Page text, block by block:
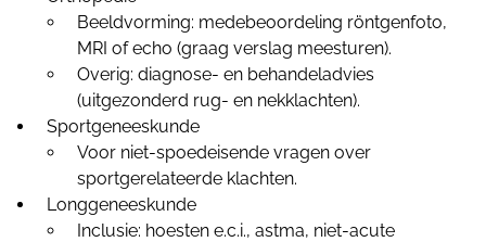
Beeldvorming: medebeoordeling röntgenfoto,
MRI of echo (graag verslag meesturen).
Overig: diagnose- en behandeladvies
(uitgezonderd rug- en nekklachten).
Sportgeneeskunde
Voor niet-spoedeisende vragen over
sportgerelateerde klachten.
Longgeneeskunde
Inclusie: hoesten e.c.i., astma, niet-acute